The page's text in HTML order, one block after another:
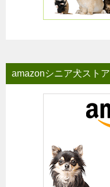
amazonシニア犬ストア